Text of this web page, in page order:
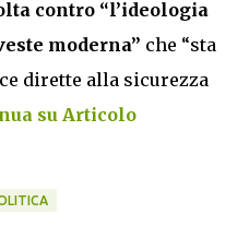
contro “l’ideologia
moderna” che “sta
dirette alla sicurezza
su Articolo